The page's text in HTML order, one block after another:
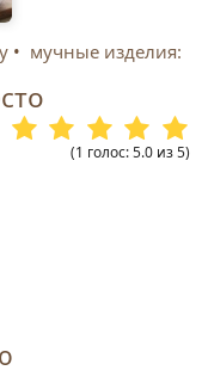
мучные изделия:
(1 голос:5.0 из5)